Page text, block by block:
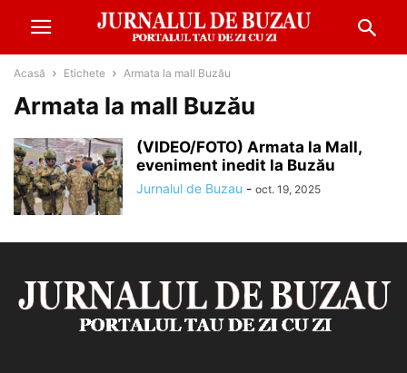
Acasă Etichete Armata la mall Buzău
Armata la mall Buzău
(VIDEO/FOTO) Armata la Mall,
eveniment inedit la Buzău
Jurnalul de Buzau - oct. 19, 2025